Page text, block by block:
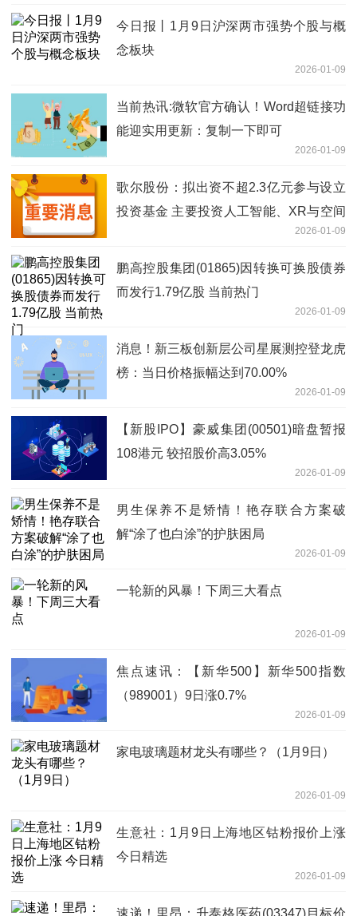
今日报丨1月9日沪深两市强势个股与概
念板块
2026-01-09
当前热讯:微软官方确认！Word超链接功
能迎实用更新：复制一下即可
2026-01-09
歌尔股份：拟出资不超2.3亿元参与设立
投资基金 主要投资人工智能、XR与空间
2026-01-09
鹏高控股集团(01865)因转换可换股债券
而发行1.79亿股 当前热门
2026-01-09
消息！新三板创新层公司星展测控登龙虎
榜：当日价格振幅达到70.00%
2026-01-09
【新股IPO】豪威集团(00501)暗盘暂报
108港元 较招股价高3.05%
2026-01-09
男生保养不是矫情！艳存联合方案破
解“涂了也白涂”的护肤困局
2026-01-09
一轮新的风暴！下周三大看点
2026-01-09
焦点速讯：【新华500】新华500指数
（989001）9日涨0.7%
2026-01-09
家电玻璃题材龙头有哪些？（1月9日）
2026-01-09
生意社：1月9日上海地区钴粉报价上涨
今日精选
2026-01-09
速递！里昂：升泰格医药(03347)目标价